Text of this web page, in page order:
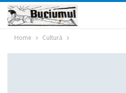
Home Cultură